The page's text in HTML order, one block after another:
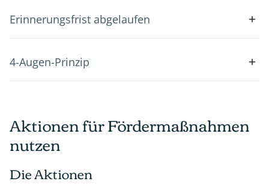
Erinnerungsfrist abgelaufen
4-Augen-Prinzip
Aktionen für Fördermaßnahmen
nutzen
Die Aktionen